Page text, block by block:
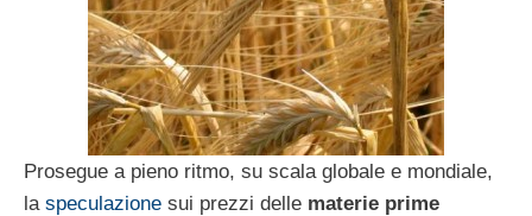
Prosegue a pieno ritmo, su scala globale e mondiale,
la speculazione sui prezzi delle materie prime